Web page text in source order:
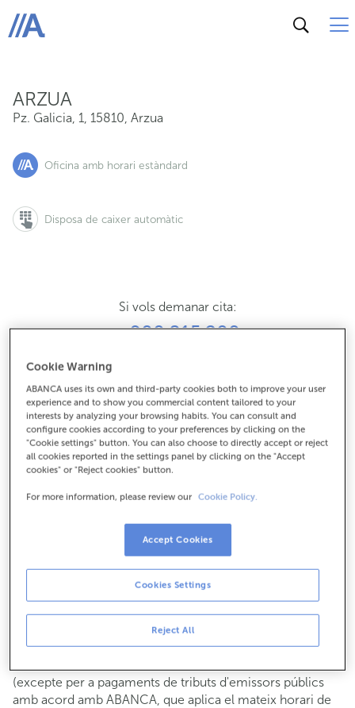
ABANCA
ARZUA
Pz. Galicia, 1, 15810, Arzua
Oficina amb horari estàndard
Disposa de caixer automàtic
Si vols demanar cita:
900 815 200
981500050
Com arribar
De dilluns a divendres de8:15 a 14:00.
cita prèviai t'atendrem el dia i hora que
Operacions amb efectiu
Clients: de dilluns a divendres de 8:15 a 11:00
Si no ets client, l'horari de caixa serà elsdimarts i dijous
(excepte per a pagaments de tributs d'emissors públics
amb acord amb ABANCA, que aplica el mateix horari de
Cookie Warning
ABANCA uses its own and third-party cookies both to improve your user
experience and to show you commercial content tailored to your
interests by analyzing your browsing habits. You can consult and
configure cookies according to your preferences by clicking on the
"Cookie settings" button. You can also choose to directly accept or reject
all cookies reported in the settings panel by clicking on the "Accept
cookies" or "Reject cookies" button.
For more information, please review our Cookie Policy.
Reject All
Cookies Settings
Accept Cookies
Pz. Galicia, 1, 15810, Arzua